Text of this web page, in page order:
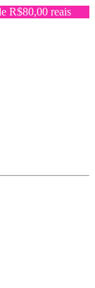
R$80,00 reais